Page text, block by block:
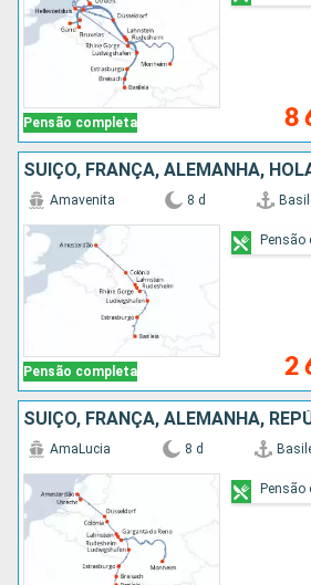
Pensão completa 8
SUÍÇO, FRANÇA, ALEMANHA,
Pensão completa
Amavenita 8 d
2
Pensão
AmaLucia 8 d
Pensão